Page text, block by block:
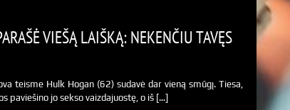
VIEŠĄ LAIŠKĄ: NEKENČIU TAVĘS
teisme Hulk Hogan (62) sudavė dar vieną smūgį. Tiesa,
paviešino jo sekso vaizdajuostę, o iš […]